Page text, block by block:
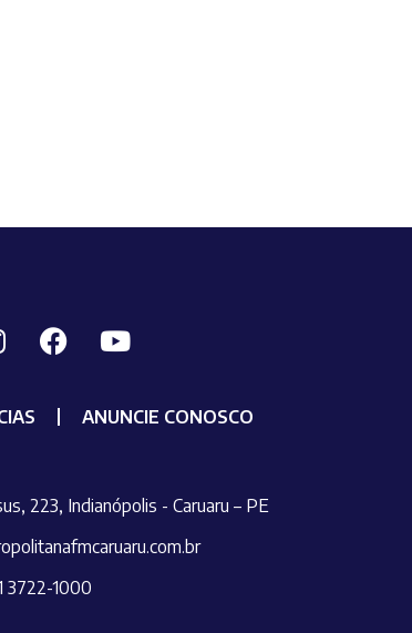
ANUNCIE CONOSCO
223, Indianópolis - Caruaru – PE
3722-1000